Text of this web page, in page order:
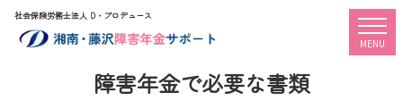
MENU
社会保険労務士法人 D・プロデュース
障害年金で必要な書類